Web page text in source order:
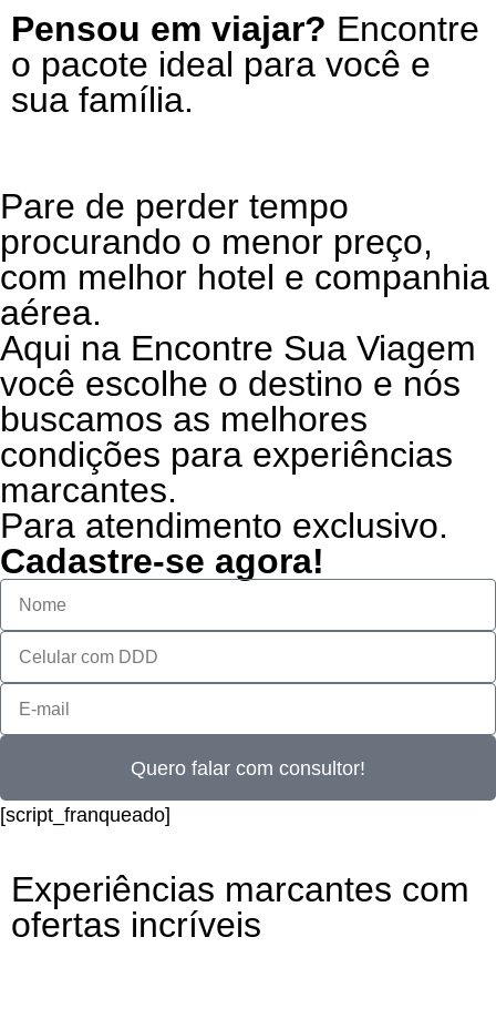
Pensou em viajar? Encontre
o pacote ideal para você e
sua família.
Pare de perder tempo
procurando o menor preço,
com melhor hotel e companhia
aérea.
Aqui na Encontre Sua Viagem
você escolhe o destino e nós
buscamos as melhores
condições para experiências
marcantes.
Para atendimento exclusivo.
Cadastre-se agora!
Quero falar com consultor!
[script_franqueado]
Experiências marcantes com
ofertas incríveis